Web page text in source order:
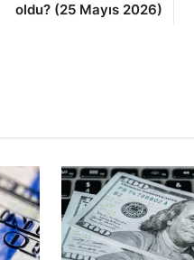
oldu? (25 Mayıs 2026)